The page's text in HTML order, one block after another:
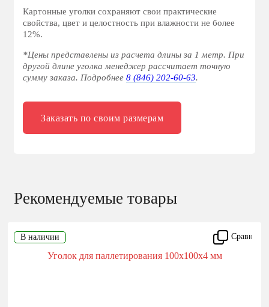
Картонные уголки сохраняют свои практические
свойства, цвет и целостность при влажности не более
12%.
*Цены представлены из расчета длины за 1 метр. При
другой длине уголка менеджер рассчитает точную
сумму заказа. Подробнее 8 (846) 202-60-63.
Заказать по своим размерам
Рекомендуемые товары
Сравнить
В наличии
Уголок для паллетирования 100x100x4 мм